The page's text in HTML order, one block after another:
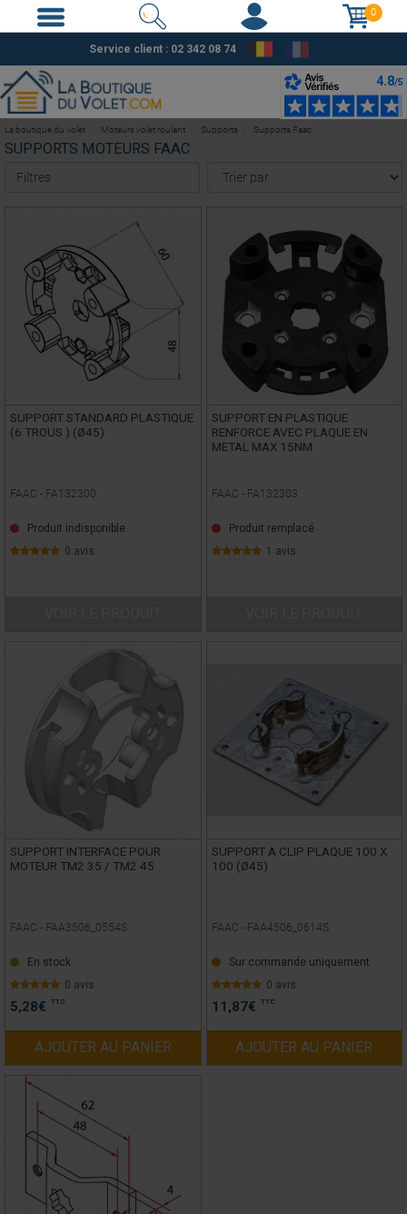
0
Service client : 02 342 08 74
SUPPORTS MOTEURS FAAC
Filtres
SUPPORT STANDARD PLASTIQUE
(6 TROUS ) (Ø45)
FAAC - FA132300
Produit indisponible
0 avis
SUPPORT EN PLASTIQUE
RENFORCE AVEC PLAQUE EN
METAL MAX 15NM
FAAC - FA132303
Produit remplacé
1 avis
SUPPORT INTERFACE POUR
MOTEUR TM2 35 / TM2 45
FAAC - FAA3506_0554S
En stock
0 avis
5,28€ TTC
AJOUTER AU PANIER
SUPPORT A CLIP PLAQUE 100 X
100 (Ø45)
FAAC - FAA4506_0614S
Sur commande uniquement
0 avis
11,87€ TTC
AJOUTER AU PANIER
La boutique du volet Moteurs volet roulant Supports Supports Faac